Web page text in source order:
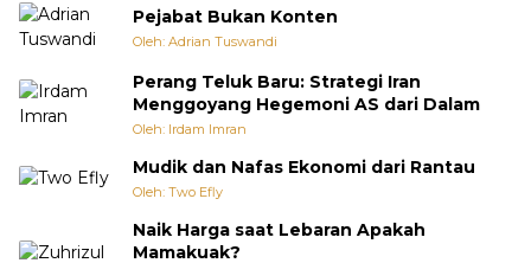
Pejabat Bukan Konten
Oleh: Adrian Tuswandi
Perang Teluk Baru: Strategi Iran
Menggoyang Hegemoni AS dari Dalam
Oleh: Irdam Imran
Mudik dan Nafas Ekonomi dari Rantau
Oleh: Two Efly
Naik Harga saat Lebaran Apakah
Mamakuak?